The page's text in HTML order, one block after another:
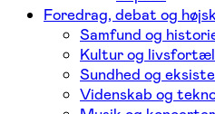
Foredrag, debat og
Samfund og
Kultur og
Sundhed og
Videnskab og